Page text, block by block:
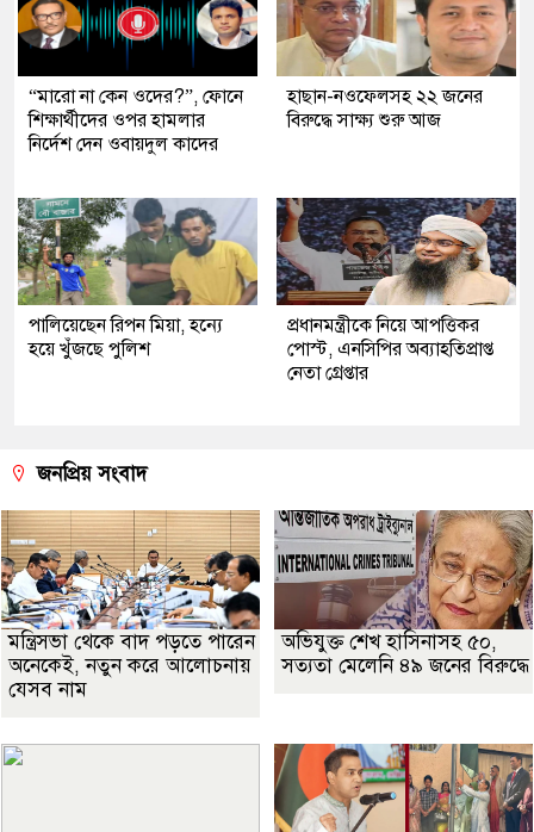
“মারো না কেন ওদের?”, ফোনে
শিক্ষার্থীদের ওপর হামলার
নির্দেশ দেন ওবায়দুল কাদের
হাছান-নওফেলসহ ২২ জনের
বিরুদ্ধে সাক্ষ্য শুরু আজ
পালিয়েছেন রিপন মিয়া, হন্যে
হয়ে খুঁজছে পুলিশ
প্রধানমন্ত্রীকে নিয়ে আপত্তিকর
পোস্ট, এনসিপির অব্যাহতিপ্রাপ্ত
নেতা গ্রেপ্তার
জনপ্রিয় সংবাদ
মন্ত্রিসভা থেকে বাদ পড়তে পারেন
অনেকেই, নতুন করে আলোচনায়
যেসব নাম
অভিযুক্ত শেখ হাসিনাসহ ৫০,
সত্যতা মেলেনি ৪৯ জনের বিরুদ্ধে